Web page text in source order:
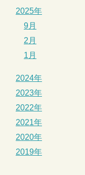
2025年
9月
2月
1月
2024年
2023年
2022年
2021年
2020年
2019年